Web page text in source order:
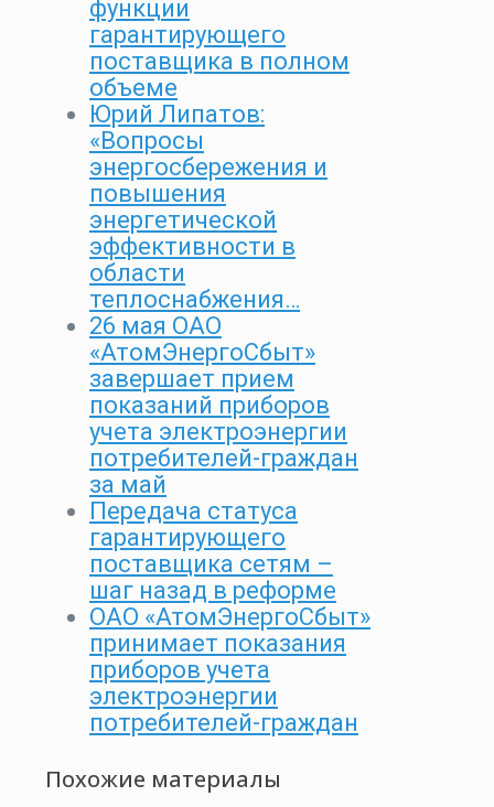
функции
гарантирующего
поставщика в полном
объеме
Юрий Липатов:
«Вопросы
энергосбережения и
повышения
энергетической
эффективности в
области
теплоснабжения…
26 мая ОАО
«АтомЭнергоСбыт»
завершает прием
показаний приборов
учета электроэнергии
потребителей-граждан
за май
Передача статуса
гарантирующего
поставщика сетям –
шаг назад в реформе
ОАО «АтомЭнергоСбыт»
принимает показания
приборов учета
электроэнергии
потребителей-граждан
Похожие материалы